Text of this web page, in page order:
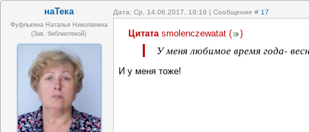
наТека Дата: Ср, 14.06.2017, 19:16 | Сообщение # 17
Фуфлыгина Наталья Николаевна
(зав. библиотекой)
Цитата smolenczewatat ( )
У меня любимое время года-
И у меня тоже!